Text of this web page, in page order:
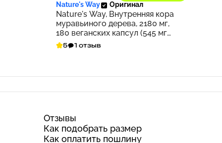
Nature's Way Оригинал
Nature's Way, Внутренняя кора
муравьиного дерева, 2180 мг,
180 веганских капсул (545 мг
на капсулу)
5 1 отзыв
Отзывы
Как подобрать размер
Как оплатить пошлину